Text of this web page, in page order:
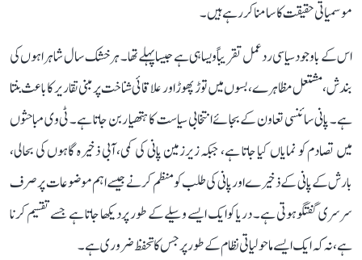
موسمیاتی حقیقت کا سامنا کر رہے ہیں۔
اس کے باوجود سیاسی ردعمل تقریباً ویسا ہی ہے جیسا پہلے تھا۔ ہر خشک سال شاہراہوں کی
بندش، مشتعل مظاہرے، بسوں میں توڑ پھوڑ اور علاقائی شناخت پر مبنی تقاریر کا باعث بنتا
ہے۔ پانی سائنسی تعاون کے بجائے انتخابی سیاست کا ہتھیار بن جاتا ہے۔ ٹی وی مباحثوں
میں تصادم کو نمایاں کیا جاتا ہے، جبکہ زیرزمین پانی کی کمی، آبی ذخیرہ گاہوں کی بحالی،
بارش کے پانی کے ذخیرے اور پانی کی طلب کو منظم کرنے جیسے اہم موضوعات پر صرف
سرسری گفتگو ہوتی ہے۔ دریا کو ایک ایسے وسیلے کے طور پر دیکھا جاتا ہے جسے تقسیم کرنا
ہے، نہ کہ ایک ایسے ماحولیاتی نظام کے طور پر جس کا تحفظ ضروری ہے۔